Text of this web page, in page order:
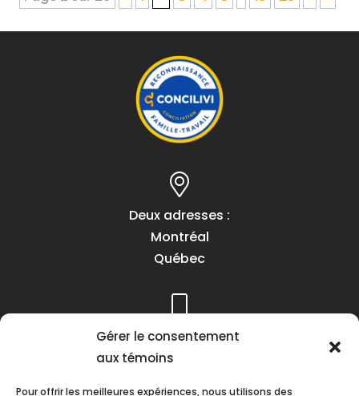
Gérer le consentement
aux témoins
Pour offrir les meilleures expériences, nous utilisons des
Deux adresses :
Montréal
Québec
Téléphone :
(418) 622-1001